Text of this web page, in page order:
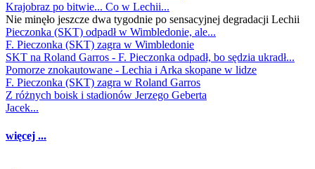
Krajobraz po bitwie... Co w Lechii...
Nie minęło jeszcze dwa tygodnie po sensacyjnej degradacji Lechii
Pieczonka (SKT) odpadł w Wimbledonie, ale...
F. Pieczonka (SKT) zagra w Wimbledonie
SKT na Roland Garros - F. Pieczonka odpadł, bo sędzia ukradł...
Pomorze znokautowane - Lechia i Arka skopane w lidze
F. Pieczonka (SKT) zagra w Roland Garros
Z różnych boisk i stadionów Jerzego Geberta
Jacek...
więcej ...